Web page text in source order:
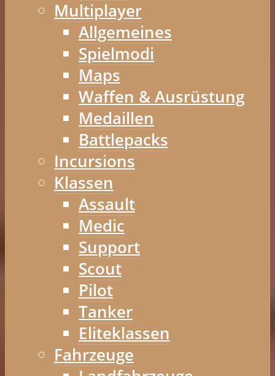
Multiplayer
Allgemeines
Spielmodi
Maps
Waffen & Ausrüstung
Medaillen
Battlepacks
Incursions
Klassen
Assault
Medic
Support
Scout
Pilot
Tanker
Eliteklassen
Fahrzeuge